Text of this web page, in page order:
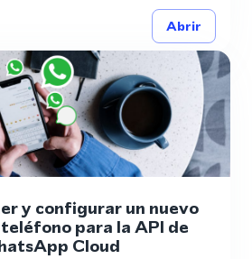
Abrir
y configurar un nuevo
para la API de
Cloud